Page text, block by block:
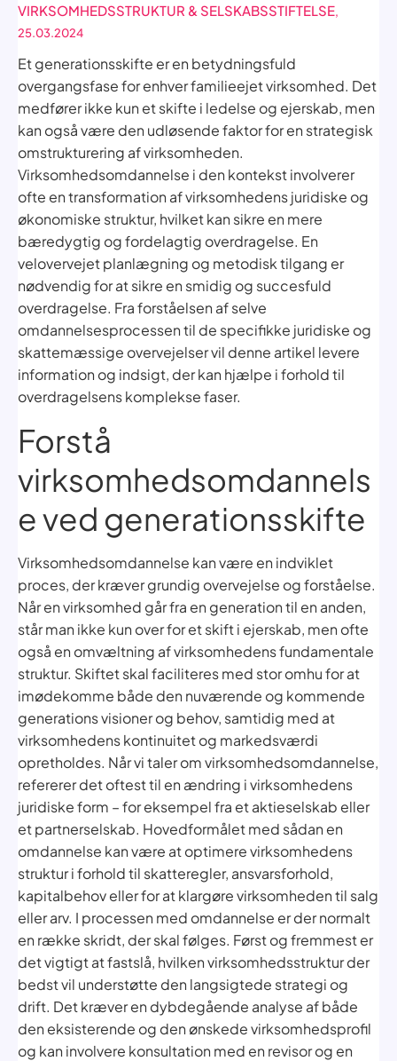
VIRKSOMHEDSSTRUKTUR & SELSKABSSTIFTELSE,
25.03.2024
Et generationsskifte er en betydningsfuld
overgangsfase for enhver familieejet virksomhed. Det
medfører ikke kun et skifte i ledelse og ejerskab, men
kan også være den udløsende faktor for en strategisk
omstrukturering af virksomheden.
Virksomhedsomdannelse i den kontekst involverer
ofte en transformation af virksomhedens juridiske og
økonomiske struktur, hvilket kan sikre en mere
bæredygtig og fordelagtig overdragelse. En
velovervejet planlægning og metodisk tilgang er
nødvendig for at sikre en smidig og succesfuld
overdragelse. Fra forståelsen af selve
omdannelsesprocessen til de specifikke juridiske og
skattemæssige overvejelser vil denne artikel levere
information og indsigt, der kan hjælpe i forhold til
overdragelsens komplekse faser.
Forstå
virksomhedsomdannels
e ved generationsskifte
Virksomhedsomdannelse kan være en indviklet
proces, der kræver grundig overvejelse og forståelse.
Når en virksomhed går fra en generation til en anden,
står man ikke kun over for et skift i ejerskab, men ofte
også en omvæltning af virksomhedens fundamentale
struktur. Skiftet skal faciliteres med stor omhu for at
imødekomme både den nuværende og kommende
generations visioner og behov, samtidig med at
virksomhedens kontinuitet og markedsværdi
opretholdes. Når vi taler om virksomhedsomdannelse,
refererer det oftest til en ændring i virksomhedens
juridiske form – for eksempel fra et aktieselskab eller
et partnerselskab. Hovedformålet med sådan en
omdannelse kan være at optimere virksomhedens
struktur i forhold til skatteregler, ansvarsforhold,
kapitalbehov eller for at klargøre virksomheden til salg
eller arv. I processen med omdannelse er der normalt
en række skridt, der skal følges. Først og fremmest er
det vigtigt at fastslå, hvilken virksomhedsstruktur der
bedst vil understøtte den langsigtede strategi og
drift. Det kræver en dybdegående analyse af både
den eksisterende og den ønskede virksomhedsprofil
og kan involvere konsultation med en revisor og en